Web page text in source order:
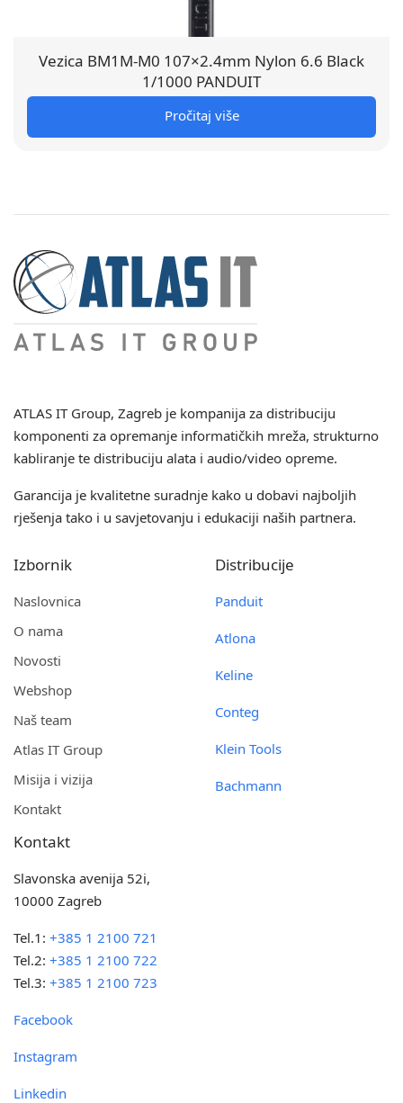
Vezica BM1M-M0 107×2.4mm Nylon 6.6 Black
1/1000 PANDUIT
Pročitaj više
ATLAS IT Group, Zagreb je kompanija za distribuciju
komponenti za opremanje informatičkih mreža, strukturno
kabliranje te distribuciju alata i audio/video opreme.
Garancija je kvalitetne suradnje kako u dobavi najboljih
rješenja tako i u savjetovanju i edukaciji naših partnera.
Izbornik
Naslovnica
O nama
Novosti
Webshop
Naš team
Atlas IT Group
Misija i vizija
Kontakt
Distribucije
Panduit
Atlona
Keline
Conteg
Klein Tools
Bachmann
Kontakt
Slavonska avenija 52i,
10000 Zagreb
Tel.1:+385 1 2100 721
Tel.2:+385 1 2100 722
Tel.3:+385 1 2100 723
Facebook
Instagram
Linkedin